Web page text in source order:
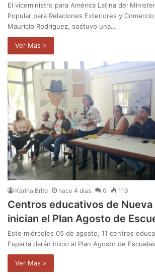
El viceministro para América Latina del
Popular para Relaciones Exteriores y
Mauricio Rodríguez, sostuvo una…
Ver Mas »
Karina Brito hace 4 días 0 119
Centros educativos de Nueva
inician el Plan Agosto de
Este miércoles 05 de agosto, 11 centros
Esparta darán inicio al Plan Agosto de
Ver Mas »